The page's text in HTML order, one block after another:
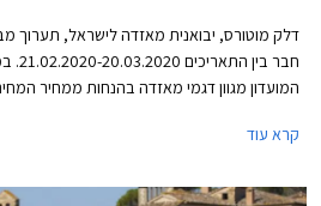
דלק מוטורס, יבואנית מאזדה לישראל, תערוך
חבר
המועדון מגוון דגמי מאזדה בהנחות ממחיר
ליס. המבצע יתקיים בכל אולמות התצוגה של
קרא עוד